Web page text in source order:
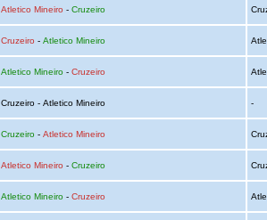
Atletico Mineiro - Cruzeiro
Cruzeiro - Atletico Mineiro
Atletico Mineiro- Cruzeiro
Cruzeiro - Atletico Mineiro -
Cruzeiro- Atletico Mineiro
Atletico Mineiro - Cruzeiro
Atletico Mineiro- Cruzeiro